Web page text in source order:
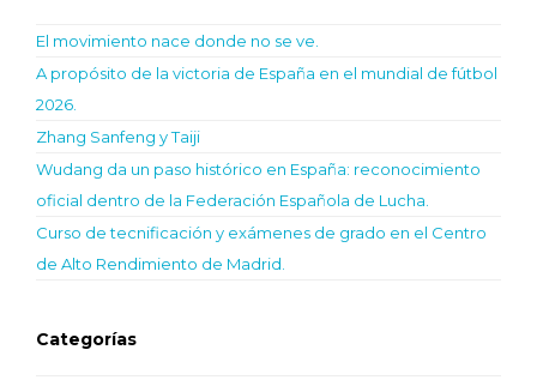
El movimiento nace donde no se ve.
A propósito de la victoria de España en el mundial de fútbol
2026.
Zhang Sanfeng y Taiji
Wudang da un paso histórico en España: reconocimiento
oficial dentro de la Federación Española de Lucha.
Curso de tecnificación y exámenes de grado en el Centro
de Alto Rendimiento de Madrid.
Categorías